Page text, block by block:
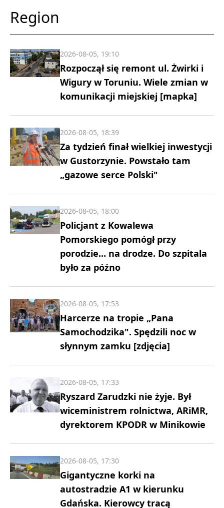
Region
Rozpoczął się remont ul. Żwirki i
Wigury w Toruniu. Wiele zmian w
komunikacji miejskiej [mapka]
2026-08-05, 19:10
Za tydzień finał wielkiej inwestycji
w Gustorzynie. Powstało tam
„gazowe serce Polski"
2026-08-05, 18:39
Policjant z Kowalewa
Pomorskiego pomógł przy
porodzie... na drodze. Do szpitala
było za późno
2026-08-05, 18:00
Harcerze na tropie „Pana
Samochodzika". Spędzili noc w
słynnym zamku [zdjęcia]
2026-08-05, 17:53
Ryszard Zarudzki nie żyje. Był
wiceministrem rolnictwa, ARiMR,
dyrektorem KPODR w Minikowie
2026-08-05, 17:33
Gigantyczne korki na
autostradzie A1 w kierunku
Gdańska. Kierowcy tracą
2026-08-05, 17:30